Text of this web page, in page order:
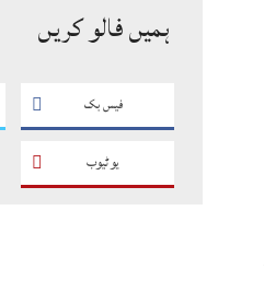
ہمیں فالو کریں
فیس بک
یو ٹیوب